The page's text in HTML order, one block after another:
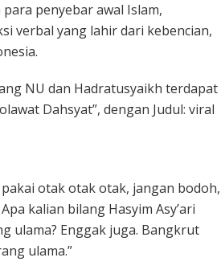
penyebar awal Islam,
verbal yang lahir dari kebencian,
NU dan Hadratusyaikh terdapat
Dahsyat”, dengan Judul: viral
otak otak otak, jangan bodoh,
kalian bilang Hasyim Asy’ari
ulama? Enggak juga. Bangkrut
ulama.”